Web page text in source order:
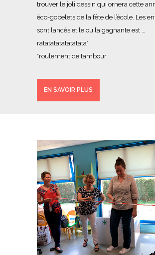
trouver le joli dessin qui ornera cette
éco-gobelets de la fête de l’école. Les
sont lancés et le ou la gagnante est …
ratatatatatatatata*
*roulement de tambour …
EN SAVOIR PLUS